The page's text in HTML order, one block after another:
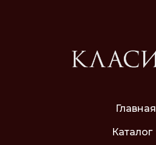
Главная
Каталог